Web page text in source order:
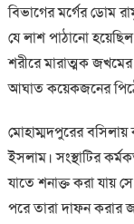
বিভাগের মর্গের ডোম
যে লাশ পাঠানো
শরীরে মারাত্মক
আঘাত কয়েকজনের
মোহাম্মদপুরের
ইসলাম। সংস্থাটির
যাতে শনাক্ত করা যায়
পরে তারা দাফন করার